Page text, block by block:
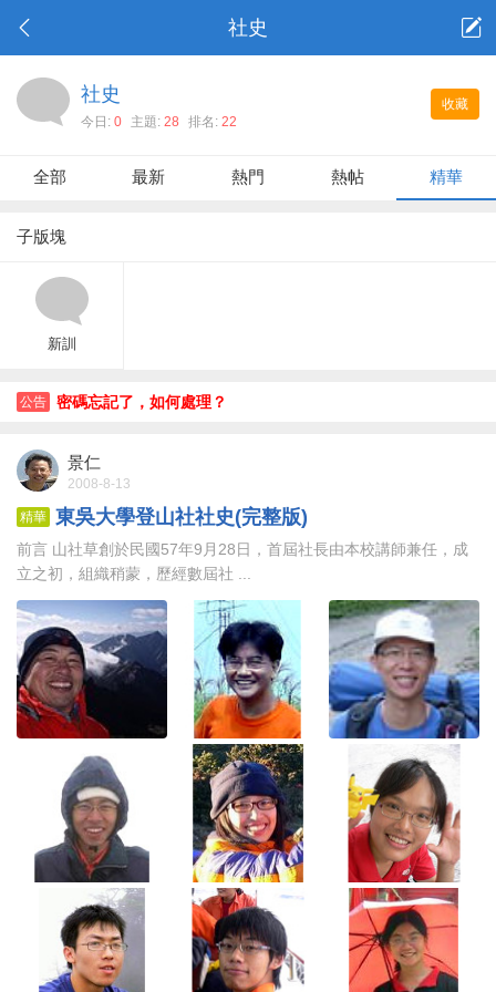
社史
收藏
社史
今日: 0 主題: 28 排名: 22
全部 最新 熱門 熱帖 精華
子版塊
新訓
公告 密碼忘記了，如何處理？
景仁
2008-8-13
精華 東吳大學登山社社史(完整版)
前言 山社草創於民國57年9月28日，首屆社長由本校講師兼任，成
立之初，組織稍蒙，歷經數屆社 ...